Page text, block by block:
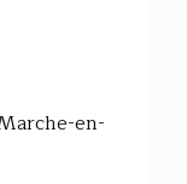
en-